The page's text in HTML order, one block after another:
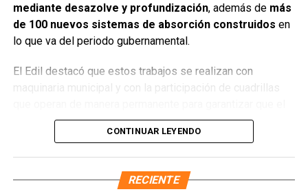
El Gobierno Municipal reafirmó su compromiso de seguir
fortaleciendo la promoción del destino y de trabajar de
sector privado, con el objetivo de consolidar a Cozumel
como uno de los destinos más importantes de México y
movilidad, conectividad y desarrollo turístico.
mediante desazolve y profundización, además de más
de 100 nuevos sistemas de absorción construidos en
lo que va del periodo gubernamental.
El Edil destacó que estos trabajos se realizan con
maquinaria municipal y con la participación de cuadrillas
agua pluvial fluya de forma adecuada. “Ya hemos
desazolvado y profundizado alrededor de 345 pozos de
con ayuda de la maquinaria del pueblo”, afirmó Chacón
Méndez al supervisar las labores.
CONTINUAR LEYENDO
RECIENTE